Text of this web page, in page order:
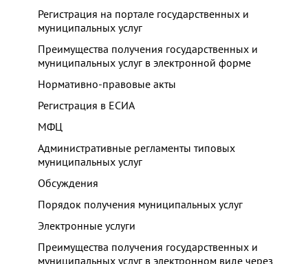
Регистрация на портале государственных и
муниципальных услуг
Преимущества получения государственных и
муниципальных услуг в электронной форме
Нормативно-правовые акты
Регистрация в ЕСИА
МФЦ
Административные регламенты типовых
муниципальных услуг
Обсуждения
Порядок получения муниципальных услуг
Электронные услуги
Преимущества получения государственных и
муниципальных услуг в электронном виде через